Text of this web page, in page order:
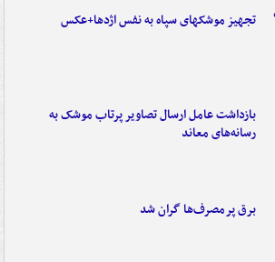
تجهیز موشکهای سپاه به نفس اژدها+عکس
بازداشت عامل ارسال تصاویر پرتاب موشک به
رسانه‌های معاند
برق پرمصرف‌ها گران شد